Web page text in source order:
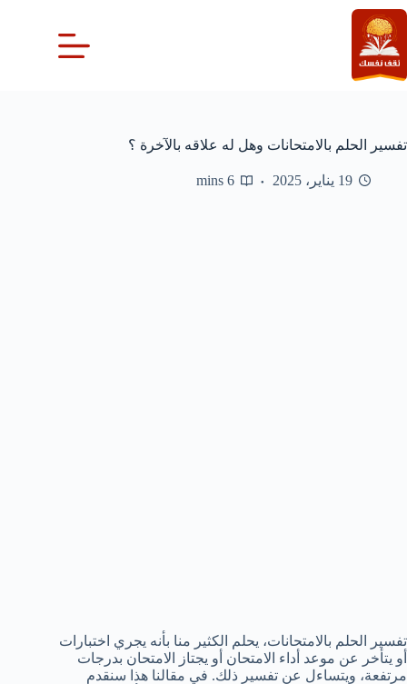
التجاوز
إلى
المحتوى
تفسير الحلم بالامتحانات وهل له علاقه بالآخرة ؟
19 يناير، 2025 6 mins
تفسير الحلم بالامتحانات، يحلم الكثير منا بأنه يجري اختبارات
أو يتأخر عن موعد أداء الامتحان أو يجتاز الامتحان بدرجات
مرتفعة، ويتساءل عن تفسير ذلك. في مقالنا هذا سنقدم